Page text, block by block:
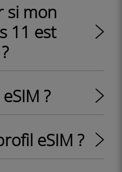
si mon
11 est
?
eSIM ?